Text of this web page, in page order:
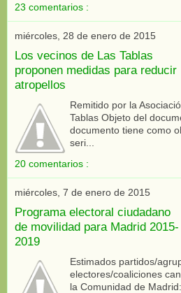
23 comentarios :
miércoles, 28 de enero de 2015
Los vecinos de Las Tablas
proponen medidas para reducir
atropellos
Remitido por la
Tablas Objeto del
documento tiene como
seri...
20 comentarios :
miércoles, 7 de enero de 2015
Programa electoral ciudadano
de movilidad para Madrid 2015-
2019
Estimados partidos/
electores/coaliciones
la Comunidad de